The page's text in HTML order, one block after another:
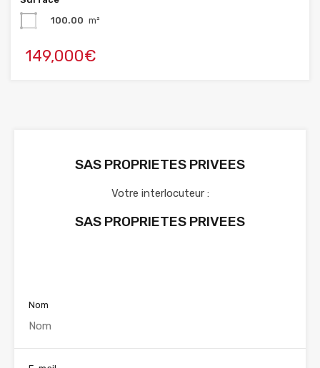
100.00 m²
149,000€
SAS PROPRIETES PRIVEES
Votre interlocuteur :
SAS PROPRIETES PRIVEES
Nom